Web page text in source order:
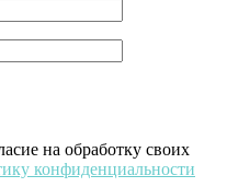
на обработку своих
конфиденциальности